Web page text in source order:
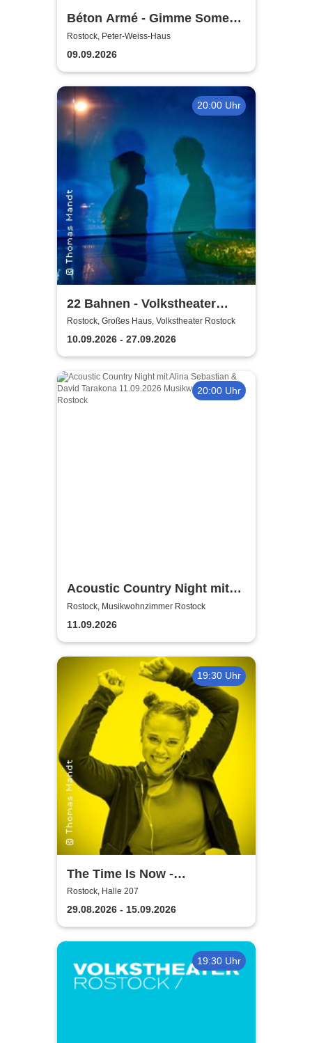
Béton Armé - Gimme Some
Action presents
Rostock, Peter-Weiss-Haus
09.09.2026
20:00 Uhr
22 Bahnen - Volkstheater
Rostock
Rostock, Großes Haus, Volkstheater Rostock
10.09.2026 - 27.09.2026
20:00 Uhr
Acoustic Country Night mit
Alina Sebastian & David
Tarakona | Musikwohnzimmer
Rostock
Rostock, Musikwohnzimmer Rostock
11.09.2026
19:30 Uhr
The Time Is Now -
Volkstheater Rostock
Rostock, Halle 207
29.08.2026 - 15.09.2026
19:30 Uhr